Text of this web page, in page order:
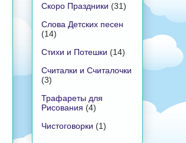
Скоро Праздники (31)
Слова Детских песен
(14)
Стихи и Потешки (14)
Считалки и Считалочки
(3)
Трафареты для
Рисования (4)
Чистоговорки (1)